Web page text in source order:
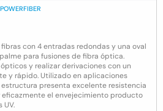
POWERFIBER
con 4 entradas redondas y una oval
para fusiones de fibra óptica.
y realizar derivaciones con un
y rápido. Utilizado en aplicaciones
presenta excelente resistencia
el envejecimiento producto
UV.